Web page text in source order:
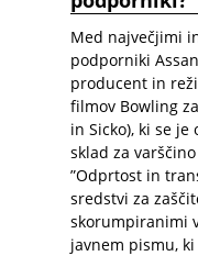
Med največjimi
podporniki
producent in
filmov Bowling
in Sicko), ki se
sklad za
”Odprtost in
sredstvi za
skorumpiranimi
javnem pismu,